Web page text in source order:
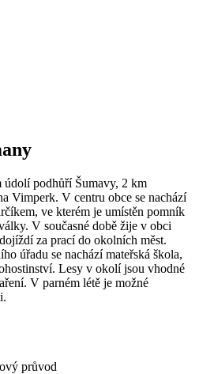
údolí podhůří Šumavy, 2 km
Vimperk. V centru obce se nachází
ve kterém je umístěn pomník
V současné době žije v obci
za prací do okolních měst.
úřadu se nachází mateřská škola,
Lesy v okolí jsou vhodné
V parném létě je možné
průvod